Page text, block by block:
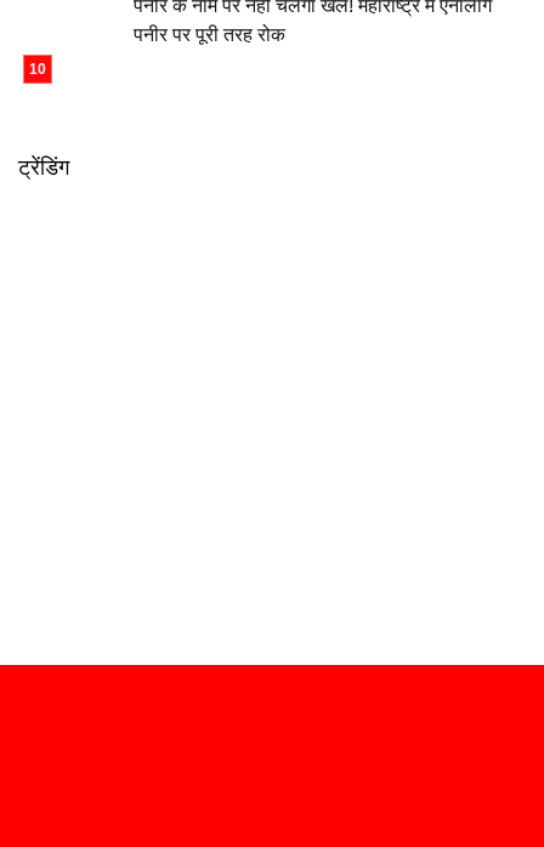
पनीर के नाम पर नहीं चलेगा खेल! महाराष्ट्र में एनालॉग
पनीर पर पूरी तरह रोक
ट्रेंडिंग